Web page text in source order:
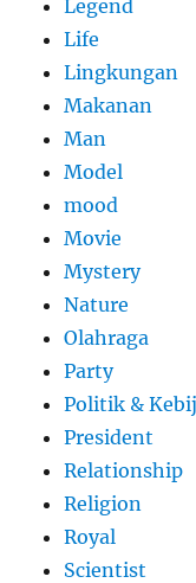
Legend
Life
Lingkungan
Makanan
Man
Model
mood
Movie
Mystery
Nature
Olahraga
Party
Politik &
President
Relationship
Religion
Royal
Scientist